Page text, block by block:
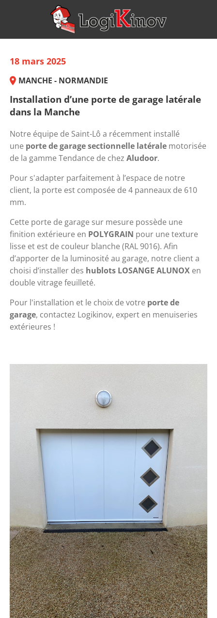
18 mars 2025
MANCHE - NORMANDIE
Installation d’une porte de garage latérale
dans la Manche
Notre équipe de Saint-Lô a récemment installé
une porte de garage sectionnelle latérale motorisée
de la gamme Tendance de chez Aludoor.
Pour s'adapter parfaitement à l’espace de notre
client, la porte est composée de 4 panneaux de 610
mm.
Cette porte de garage sur mesure possède une
finition extérieure en POLYGRAIN pour une texture
lisse et est de couleur blanche (RAL 9016). Afin
d’apporter de la luminosité au garage, notre client a
choisi d’installer des hublots LOSANGE ALUNOX en
double vitrage feuilleté.
Pour l'installation et le choix de votre porte de
garage, contactez Logikinov, expert en menuiseries
extérieures !